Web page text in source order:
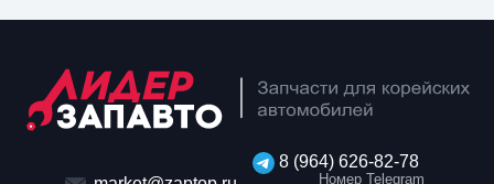
8 (964) 626-82-78
Номер Telegram